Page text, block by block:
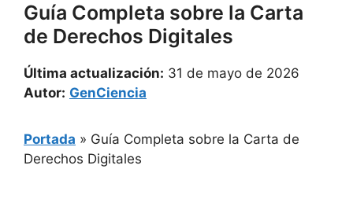
Guía Completa sobre la Carta
de Derechos Digitales
Última actualización: 31 de mayo de 2026
Autor: GenCiencia
Portada » Guía Completa sobre la Carta de
Derechos Digitales